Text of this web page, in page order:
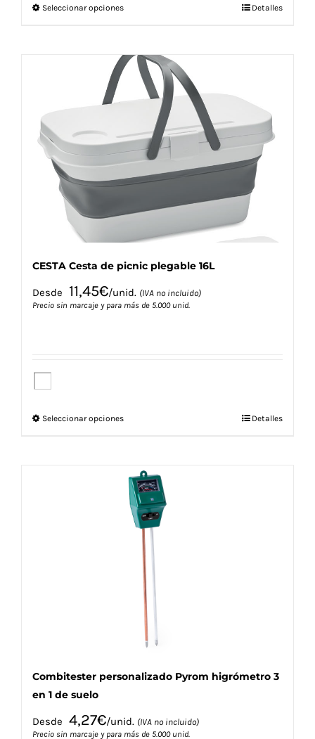
Seleccionar opcionesEste
múltiples
variantes.
opciones
pueden
elegir
en
la
Detalles
CESTA Cesta de picnic plegable 16L
Desde 11,45€/unid. (IVA no incluido)
Precio sin marcaje y para más de 5.000 unid.
Seleccionar opcionesEste
variantes.
Las
opciones
pueden
elegir
página
producto
Detalles
Combitester personalizado Pyrom higrómetro 3
en 1 de suelo
Desde 4,27€/unid. (IVA no incluido)
Precio sin marcaje y para más de 5.000 unid.